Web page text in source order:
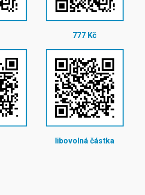
777 Kč
libovolná částka